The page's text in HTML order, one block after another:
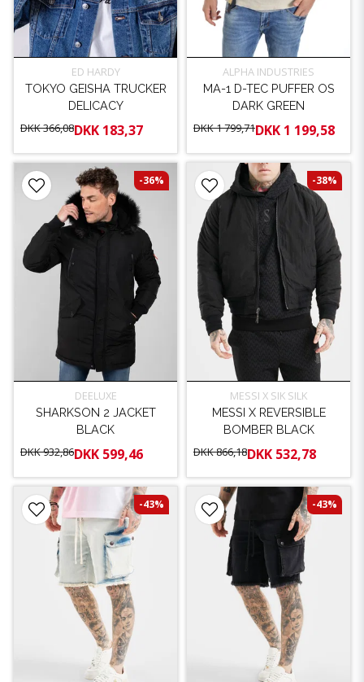
ED HARDY
TOKYO GEISHA TRUCKER
DELICACY
DKK 366,08DKK 183,37
ALPHA INDUSTRIES
MA-1 D-TEC PUFFER OS
DARK GREEN
DKK 1 799,71DKK 1 199,58
DEELUXE
SHARKSON 2 JACKET
BLACK
DKK 932,86DKK 599,46
-36%
MESSI X SIK SILK
MESSI X REVERSIBLE
BOMBER BLACK
DKK 866,18DKK 532,78
-38%
-43% -43%